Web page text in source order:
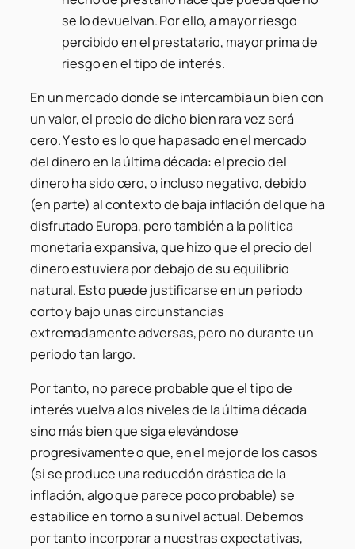
se lo devuelvan. Por ello, a mayor riesgo
percibido en el prestatario, mayor prima de
riesgo en el tipo de interés.
En un mercado donde se intercambia un bien con
un valor, el precio de dicho bien rara vez será
cero. Y esto es lo que ha pasado en el mercado
del dinero en la última década: el precio del
dinero ha sido cero, o incluso negativo, debido
(en parte) al contexto de baja inflación del que ha
disfrutado Europa, pero también a la política
monetaria expansiva, que hizo que el precio del
dinero estuviera por debajo de su equilibrio
natural. Esto puede justificarse en un periodo
corto y bajo unas circunstancias
extremadamente adversas, pero no durante un
periodo tan largo.
Por tanto, no parece probable que el tipo de
interés vuelva a los niveles de la última década
sino más bien que siga elevándose
progresivamente o que, en el mejor de los casos
(si se produce una reducción drástica de la
inflación, algo que parece poco probable) se
estabilice en torno a su nivel actual. Debemos
por tanto incorporar a nuestras expectativas,